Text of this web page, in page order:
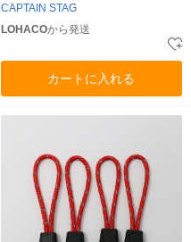
CAPTAIN STAG
LOHACOから発送
カートに入れる